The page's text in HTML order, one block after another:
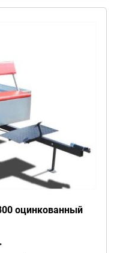
оцинкованный